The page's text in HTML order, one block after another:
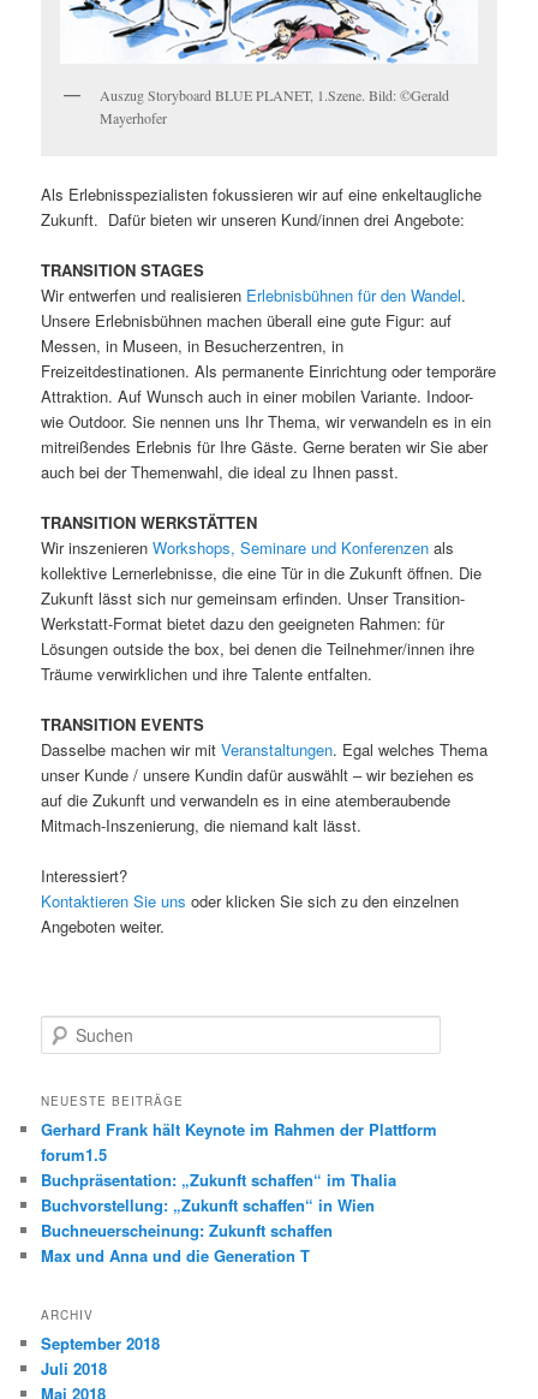
Auszug Storyboard BLUE PLANET, 1.Szene. Bild: ©Gerald
Mayerhofer
Als Erlebnisspezialisten fokussieren wir auf eine enkeltaugliche
Zukunft. Dafür bieten wir unseren Kund/innen drei Angebote:
TRANSITION STAGES
Wir entwerfen und realisieren Erlebnisbühnen für den Wandel.
Unsere Erlebnisbühnen machen überall eine gute Figur: auf
Messen, in Museen, in Besucherzentren, in
Freizeitdestinationen. Als permanente Einrichtung oder temporäre
Attraktion. Auf Wunsch auch in einer mobilen Variante. Indoor-
wie Outdoor. Sie nennen uns Ihr Thema, wir verwandeln es in ein
mitreißendes Erlebnis für Ihre Gäste. Gerne beraten wir Sie aber
auch bei der Themenwahl, die ideal zu Ihnen passt.
TRANSITION WERKSTÄTTEN
Wir inszenierenWorkshops, Seminare und Konferenzen als
kollektive Lernerlebnisse, die eine Tür in die Zukunft öffnen. Die
Zukunft lässt sich nur gemeinsam erfinden. Unser Transition-
Werkstatt-Format bietet dazu den geeigneten Rahmen: für
Lösungen outside the box, bei denen die Teilnehmer/innen ihre
Träume verwirklichen und ihre Talente entfalten.
TRANSITION EVENTS
Dasselbe machen wir mitVeranstaltungen. Egal welches Thema
unser Kunde / unsere Kundin dafür auswählt – wir beziehen es
auf die Zukunft und verwandeln es in eine atemberaubende
Mitmach-Inszenierung, die niemand kalt lässt.
Interessiert?
Kontaktieren Sie uns oder klicken Sie sich zu den einzelnen
Angeboten weiter.
u
h
n
NEUESTE BEITRÄGE
Gerhard Frank hält Keynote im Rahmen der Plattform
forum1.5
Buchpräsentation: „Zukunft schaffen“ im Thalia
Buchvorstellung: „Zukunft schaffen“ in Wien
Buchneuerscheinung: Zukunft schaffen
Max und Anna und die Generation T
ARCHIV
September 2018
Juli 2018
Mai 2018